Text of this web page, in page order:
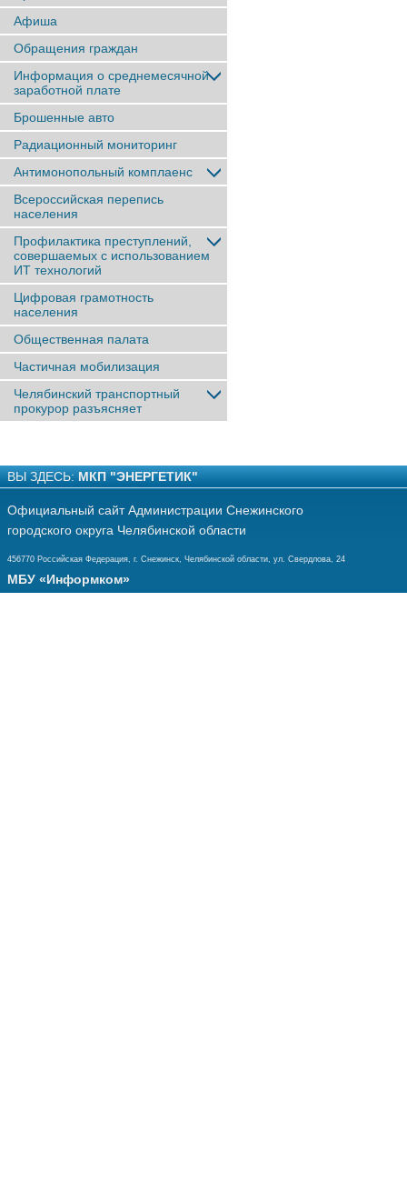
Афиша
Обращения граждан
Информация о среднемесячной
заработной плате
Брошенные авто
Радиационный мониторинг
Антимонопольный комплаенс
Всероссийская перепись
населения
Профилактика преступлений,
совершаемых с использованием
ИТ технологий
Цифровая грамотность
населения
Общественная палата
Частичная мобилизация
Челябинский транспортный
прокурор разъясняет
ВЫ ЗДЕСЬ: МКП "ЭНЕРГЕТИК"
Официальный сайт Администрации Снежинского
городского округа Челябинской области
456770 Российская Федерация, г. Снежинск, Челябинской области, ул. Свердлова, 24
МБУ «Информком»